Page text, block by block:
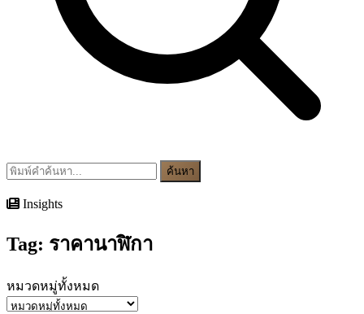
ค้นหา
Insights
Tag: ราคานาฬิกา
หมวดหมู่ทั้งหมด